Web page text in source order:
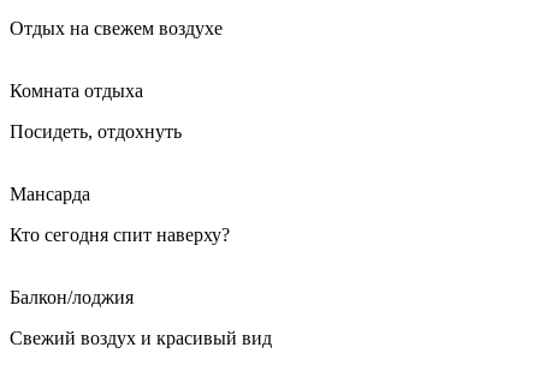
Отдых на свежем воздухе
Комната отдыха
Посидеть, отдохнуть
Мансарда
Кто сегодня спит наверху?
Балкон/лоджия
Свежий воздух и красивый вид